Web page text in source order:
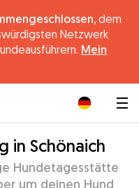
dem
Netzwerk
Mein
in Schönaich
Hundetagesstätte
um deinen Hund